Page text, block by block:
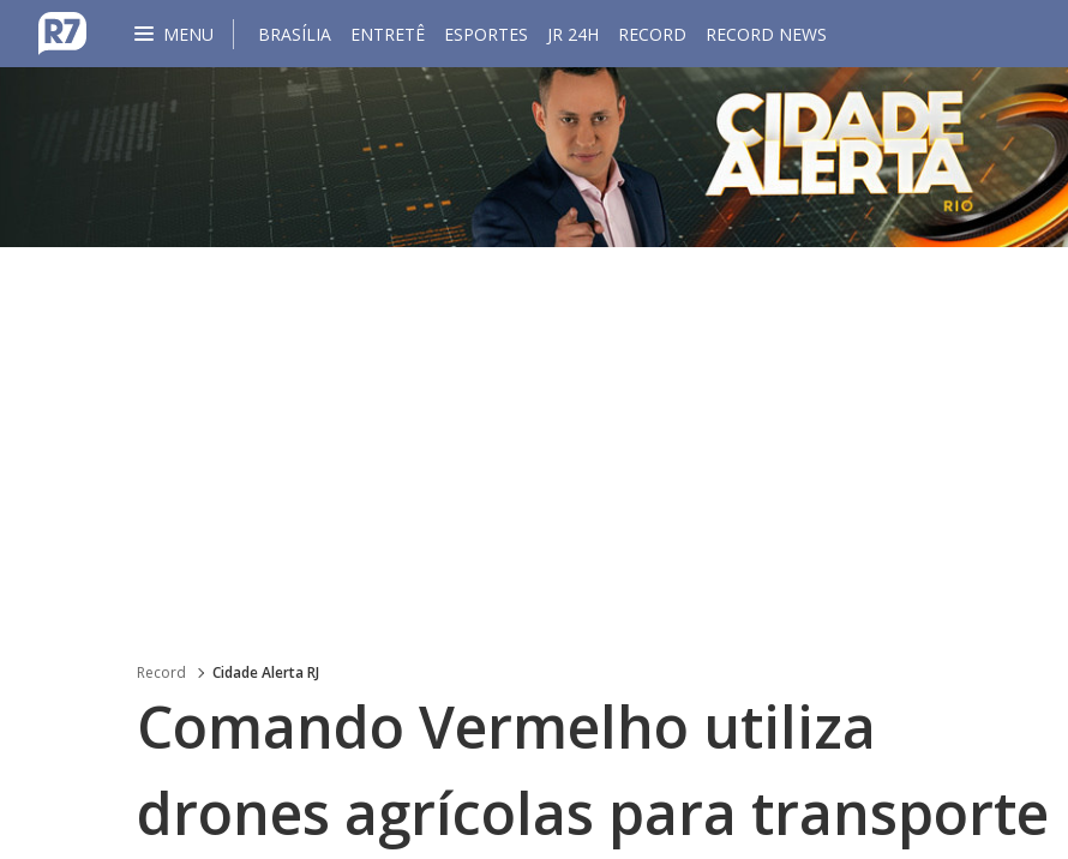
MENU BRASÍLIA ENTRETÊ ESPORTES JR 24H RECORD RECORD NEWS
Record Cidade Alerta RJ
Comando Vermelho utiliza
drones agrícolas para transporte